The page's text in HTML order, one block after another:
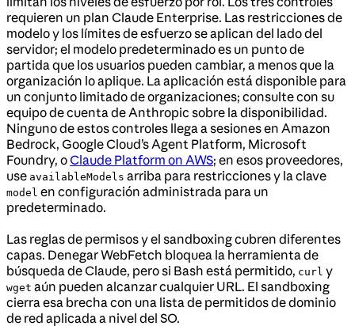
requieren un plan Claude Enterprise. Las restricciones de
modelo y los límites de esfuerzo se aplican del lado del
servidor; el modelo predeterminado es un punto de
partida que los usuarios pueden cambiar, a menos que la
organización lo aplique. La aplicación está disponible para
un conjunto limitado de organizaciones; consulte con su
equipo de cuenta de Anthropic sobre la disponibilidad.
Ninguno de estos controles llega a sesiones en Amazon
Bedrock, Google Cloud’s Agent Platform, Microsoft
Foundry, oClaude Platform on AWS; en esos proveedores,
use availableModels arriba para restricciones y la clave
model en configuración administrada para un
predeterminado.
Las reglas de permisos y el sandboxing cubren diferentes
capas. Denegar WebFetch bloquea la herramienta de
búsqueda de Claude, pero si Bash está permitido, curl y
wget aún pueden alcanzar cualquier URL. El sandboxing
cierra esa brecha con una lista de permitidos de dominio
de red aplicada a nivel del SO.